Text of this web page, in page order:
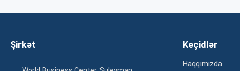
Şirkət Keçidlər
Haqqımızda